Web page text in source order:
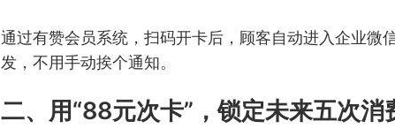
通过有赞会员系统，扫码开卡后，顾客自动进入企业微
发，不用手动挨个通知。
二、用“88元次卡”，锁定未来五次消